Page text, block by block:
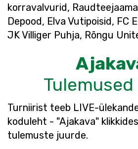
korravalvurid,
Depood, Elva Vutipoisid, FC
JK Villiger Puhja, Rõngu
Tulemused
Turniirist teeb LIVE-
koduleht - "Ajakava"
tulemuste juurde.